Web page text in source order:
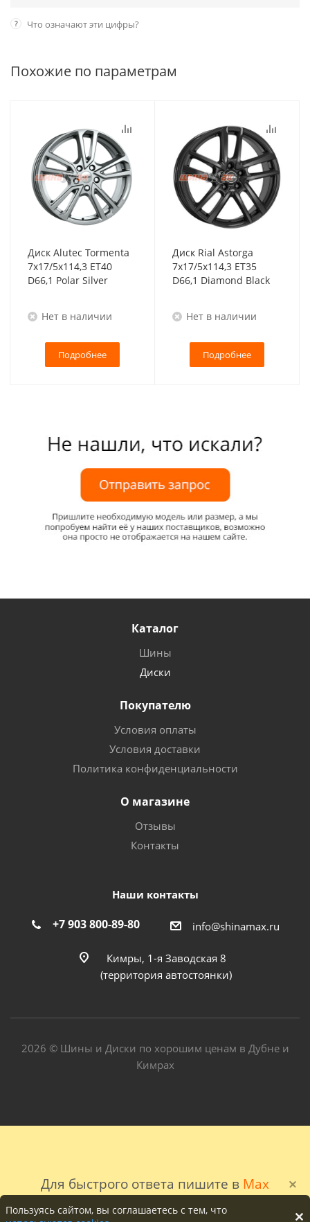
Для быстрого ответа пишите в Max
? Что означают эти цифры?
Похожие по параметрам
Диск Alutec Tormenta
7x17/5x114,3 ET40
D66,1 Polar Silver
Нет в наличии
Подробнее
Диск Rial Astorga
7x17/5x114,3 ET35
D66,1 Diamond Black
Нет в наличии
Подробнее
Каталог
Шины
Диски
Покупателю
Условия оплаты
Условия доставки
Политика конфиденциальности
О магазине
Отзывы
Контакты
Наши контакты
+7 903 800-89-80 info@shinamax.ru
Кимры, 1-я Заводская 8
(территория автостоянки)
2026 © Шины и Диски по хорошим ценам в Дубне и
Кимрах
Пользуясь сайтом, вы соглашаетесь с тем, что